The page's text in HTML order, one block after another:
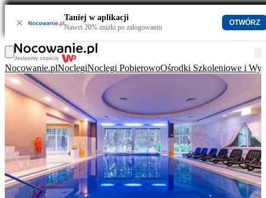
× Taniej w aplikacji
Nawet 20% zniżki po zalogowaniu
OTWÓRZ
Nocowanie.plNoclegiNoclegi PobierowoOśrodki Szkoleniowe i